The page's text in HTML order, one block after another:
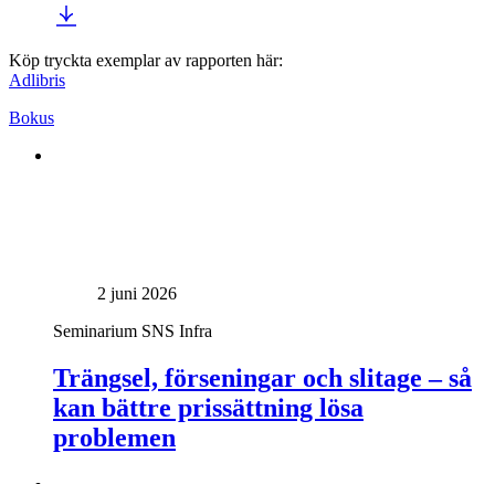
Köp tryckta exemplar av rapporten här:
Adlibris
Bokus
2 juni 2026
Seminarium SNS Infra
Trängsel, förseningar och slitage – så
kan bättre prissättning lösa
problemen